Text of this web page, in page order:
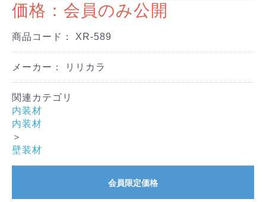
価格：会員のみ公開
商品コード： XR-589
メーカー： リリカラ
関連カテゴリ
内装材
内装材
＞
壁装材
会員限定価格